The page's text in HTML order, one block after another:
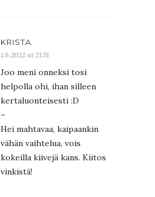
KRISTA
1.6.2022 at 21:51
Joo meni onneksi tosi
helpolla ohi, ihan silleen
kertaluonteisesti :D
–
Hei mahtavaa, kaipaankin
vähän vaihtelua, vois
kokeilla kiivejä kans. Kiitos
vinkistä!